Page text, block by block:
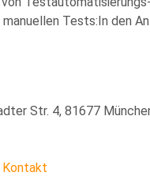
manuellen Tests:In den
Str. 4, 81677
Kontakt